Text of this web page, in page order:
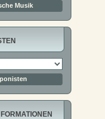
Musik